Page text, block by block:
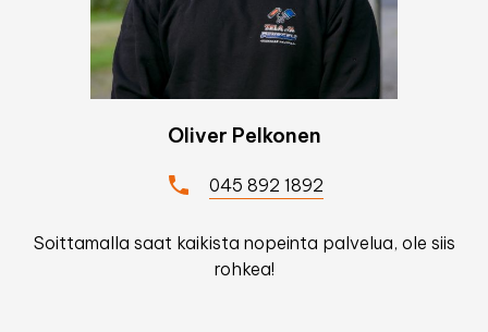
Oliver Pelkonen
045 892 1892
Soittamalla saat kaikista nopeinta palvelua, ole siis
rohkea!